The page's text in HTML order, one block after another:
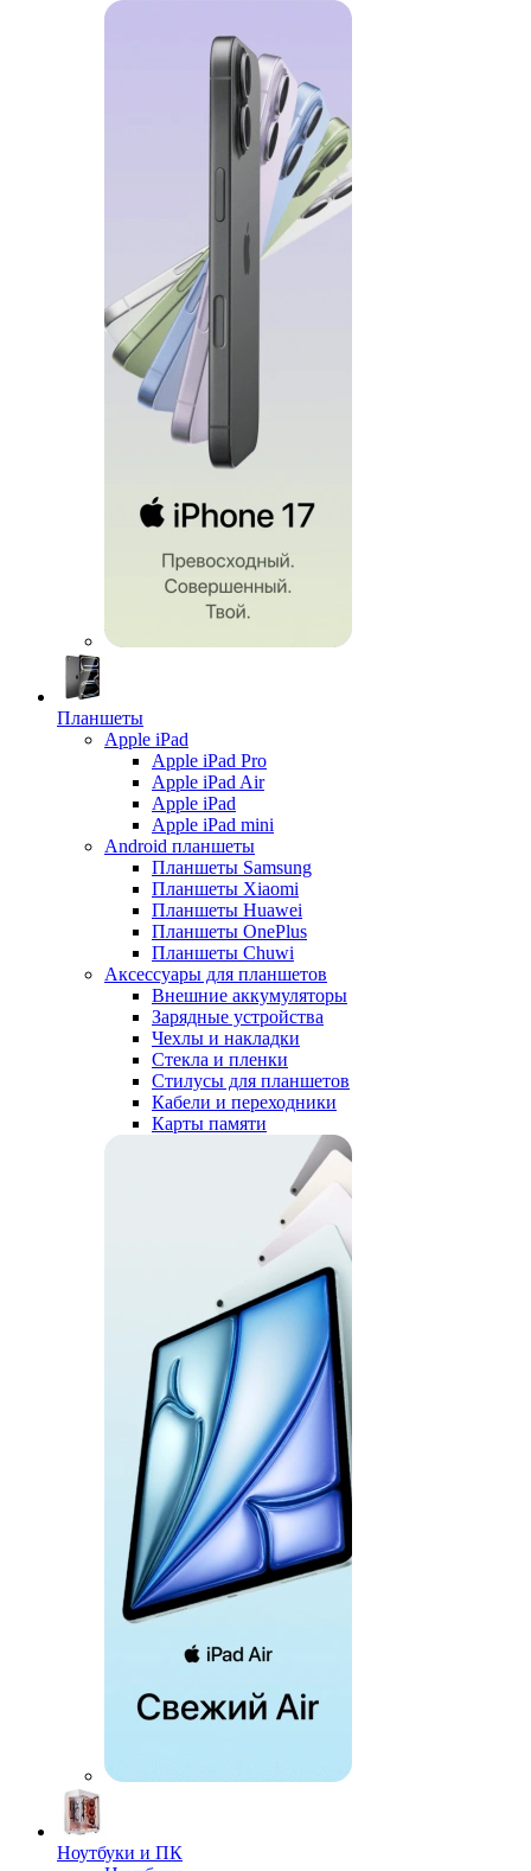
Планшеты
Apple iPad
Apple iPad Pro
Apple iPad Air
Apple iPad
Apple iPad mini
Android планшеты
Планшеты Samsung
Планшеты Xiaomi
Планшеты Huawei
Планшеты OnePlus
Планшеты Chuwi
Аксессуары для планшетов
Внешние аккумуляторы
Зарядные устройства
Чехлы и накладки
Стекла и пленки
Стилусы для планшетов
Кабели и переходники
Карты памяти
Ноутбуки и ПК